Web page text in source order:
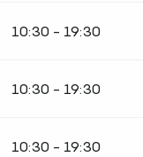
au31 décembre 2026
au18 décembre
10:30 - 19:30
10:30 - 19:30
10:30 - 19:30